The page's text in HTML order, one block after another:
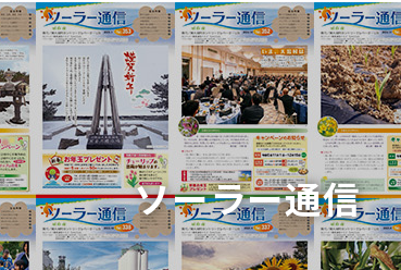
ソーラー通信